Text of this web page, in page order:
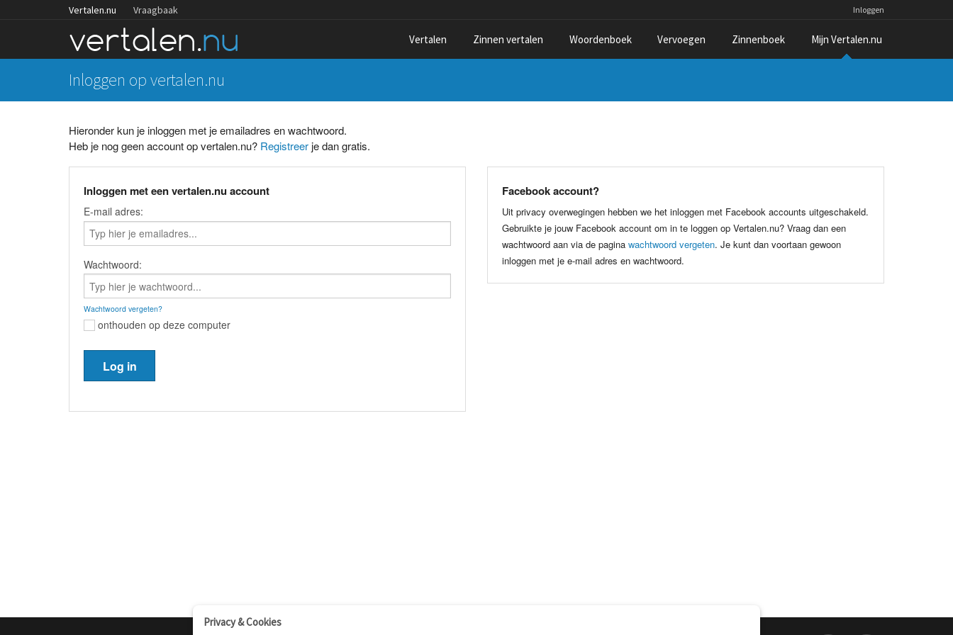
Vertalen.nu Vraagbaak Inloggen
Vertalen Zinnen vertalen Woordenboek Vervoegen Zinnenboek Mijn Vertalen.nu
Inloggen op vertalen.nu
Hieronder kun je inloggen met je emailadres en wachtwoord.
Heb je nog geen account op vertalen.nu? Registreerje dan gratis.
Inloggen met een vertalen.nu account
E-mail adres:
Wachtwoord:
Wachtwoord vergeten?
onthouden op deze computer
Facebook account?
Uit privacy overwegingen hebben we het inloggen met Facebook accounts uitgeschakeld.
Gebruikte je jouw Facebook account om in te loggen op Vertalen.nu? Vraag dan een
wachtwoord aan via de pagina wachtwoord vergeten. Je kunt dan voortaan gewoon
inloggen met je e-mail adres en wachtwoord.
Privacy & Cookies